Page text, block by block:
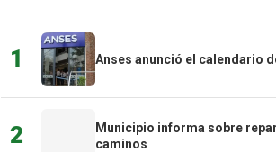
1 Anses anunció el calendario
2
Municipio informa sobre
caminos